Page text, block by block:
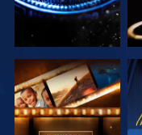
ESPLORA LE
SERIE